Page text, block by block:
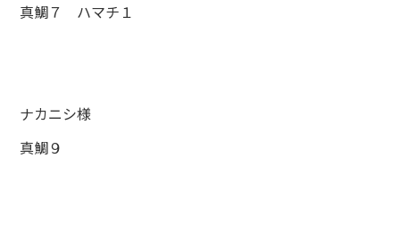
真鯛７ ハマチ１
ナカニシ様
真鯛９